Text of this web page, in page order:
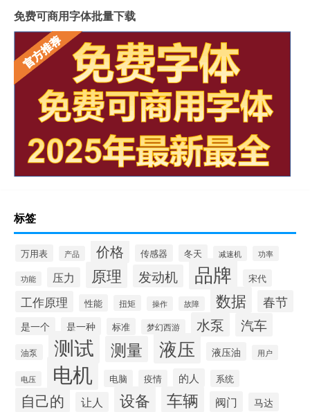
免费可商用字体批量下载
标签
万用表 产品 价格 传感器 冬天 减速机 功率
功能 压力 原理 发动机 品牌 宋代
工作原理 性能 扭矩 操作 故障 数据 春节
是一个 是一种 标准 梦幻西游 水泵 汽车
油泵 测试 测量 液压 液压油 用户
电压 电机 电脑 疫情 的人 系统
自己的 让人 设备 车辆 阀门 马达